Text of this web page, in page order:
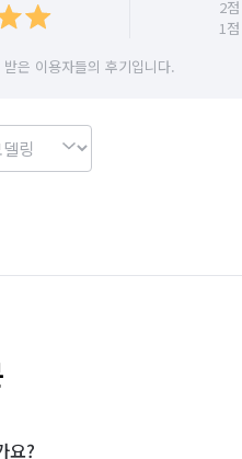
2점
1점
은 이용자들의 후기입니다.
요?